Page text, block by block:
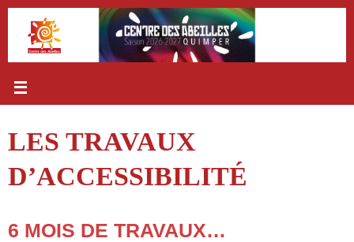
Passer
contenu
LES TRAVAUX
D’ACCESSIBILITÉ
6 MOIS DE TRAVAUX…